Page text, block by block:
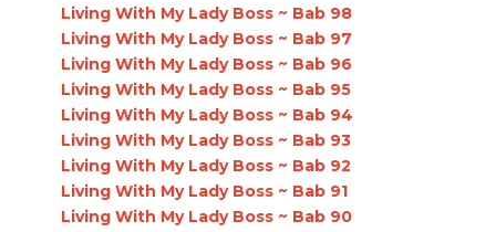
Living With My Lady Boss ~ Bab 98
Living With My Lady Boss ~ Bab 97
Living With My Lady Boss ~ Bab 96
Living With My Lady Boss ~ Bab 95
Living With My Lady Boss ~ Bab 94
Living With My Lady Boss ~ Bab 93
Living With My Lady Boss ~ Bab 92
Living With My Lady Boss ~ Bab 91
Living With My Lady Boss ~ Bab 90